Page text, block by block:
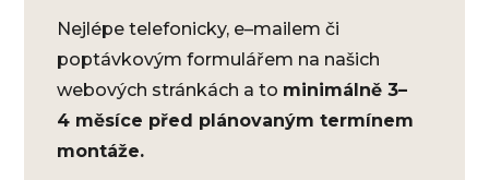
Nejlépe telefonicky, e–mailem či
poptávkovým formulářem na našich
webových stránkách a to minimálně 3–
4 měsíce před plánovaným termínem
montáže.